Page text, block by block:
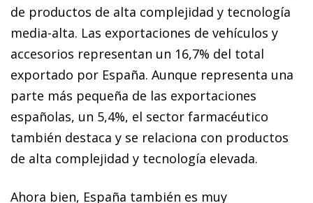
de productos de alta complejidad y tecnología
media-alta. Las exportaciones de vehículos y
accesorios representan un 16,7% del total
exportado por España. Aunque representa una
parte más pequeña de las exportaciones
españolas, un 5,4%, el sector farmacéutico
también destaca y se relaciona con productos
de alta complejidad y tecnología elevada.
Ahora bien, España también es muy